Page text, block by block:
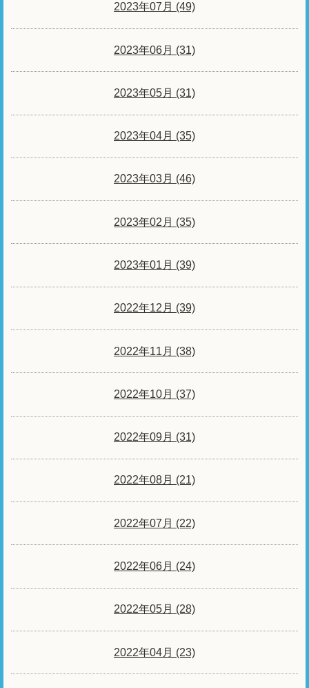
2023年07月 (49)
2023年06月 (31)
2023年05月 (31)
2023年04月 (35)
2023年03月 (46)
2023年02月 (35)
2023年01月 (39)
2022年12月 (39)
2022年11月 (38)
2022年10月 (37)
2022年09月 (31)
2022年08月 (21)
2022年07月 (22)
2022年06月 (24)
2022年05月 (28)
2022年04月 (23)